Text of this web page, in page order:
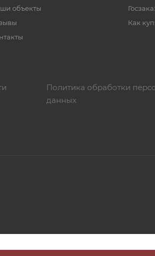
объекты
Как
Политика обработки
данных